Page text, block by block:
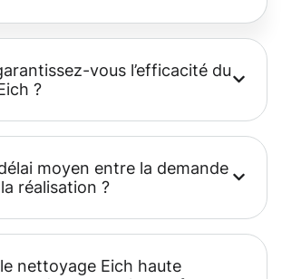
vous l’efficacité du
?
moyen entre la demande
réalisation ?
nettoyage Eich haute